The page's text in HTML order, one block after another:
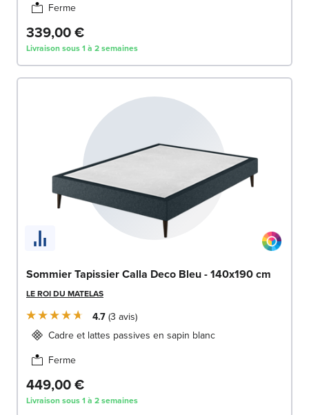
Ferme
339,00 €
Livraison sous 1 à 2 semaines
Sommier Tapissier Calla Deco Bleu - 140x190 cm
LE ROI DU MATELAS
4.7 3 avis
Cadre et lattes passives en sapin blanc
Ferme
449,00 €
Livraison sous 1 à 2 semaines